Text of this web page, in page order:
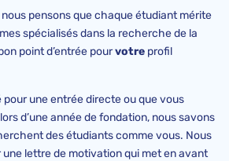
nous pensons que chaque étudiant mérite
spécialisés dans la recherche de la
point d’entrée pourvotre profil
pour une entrée directe ou que vous
d’une année de fondation, nous savons
des étudiants comme vous. Nous
lettre de motivation qui met en avant